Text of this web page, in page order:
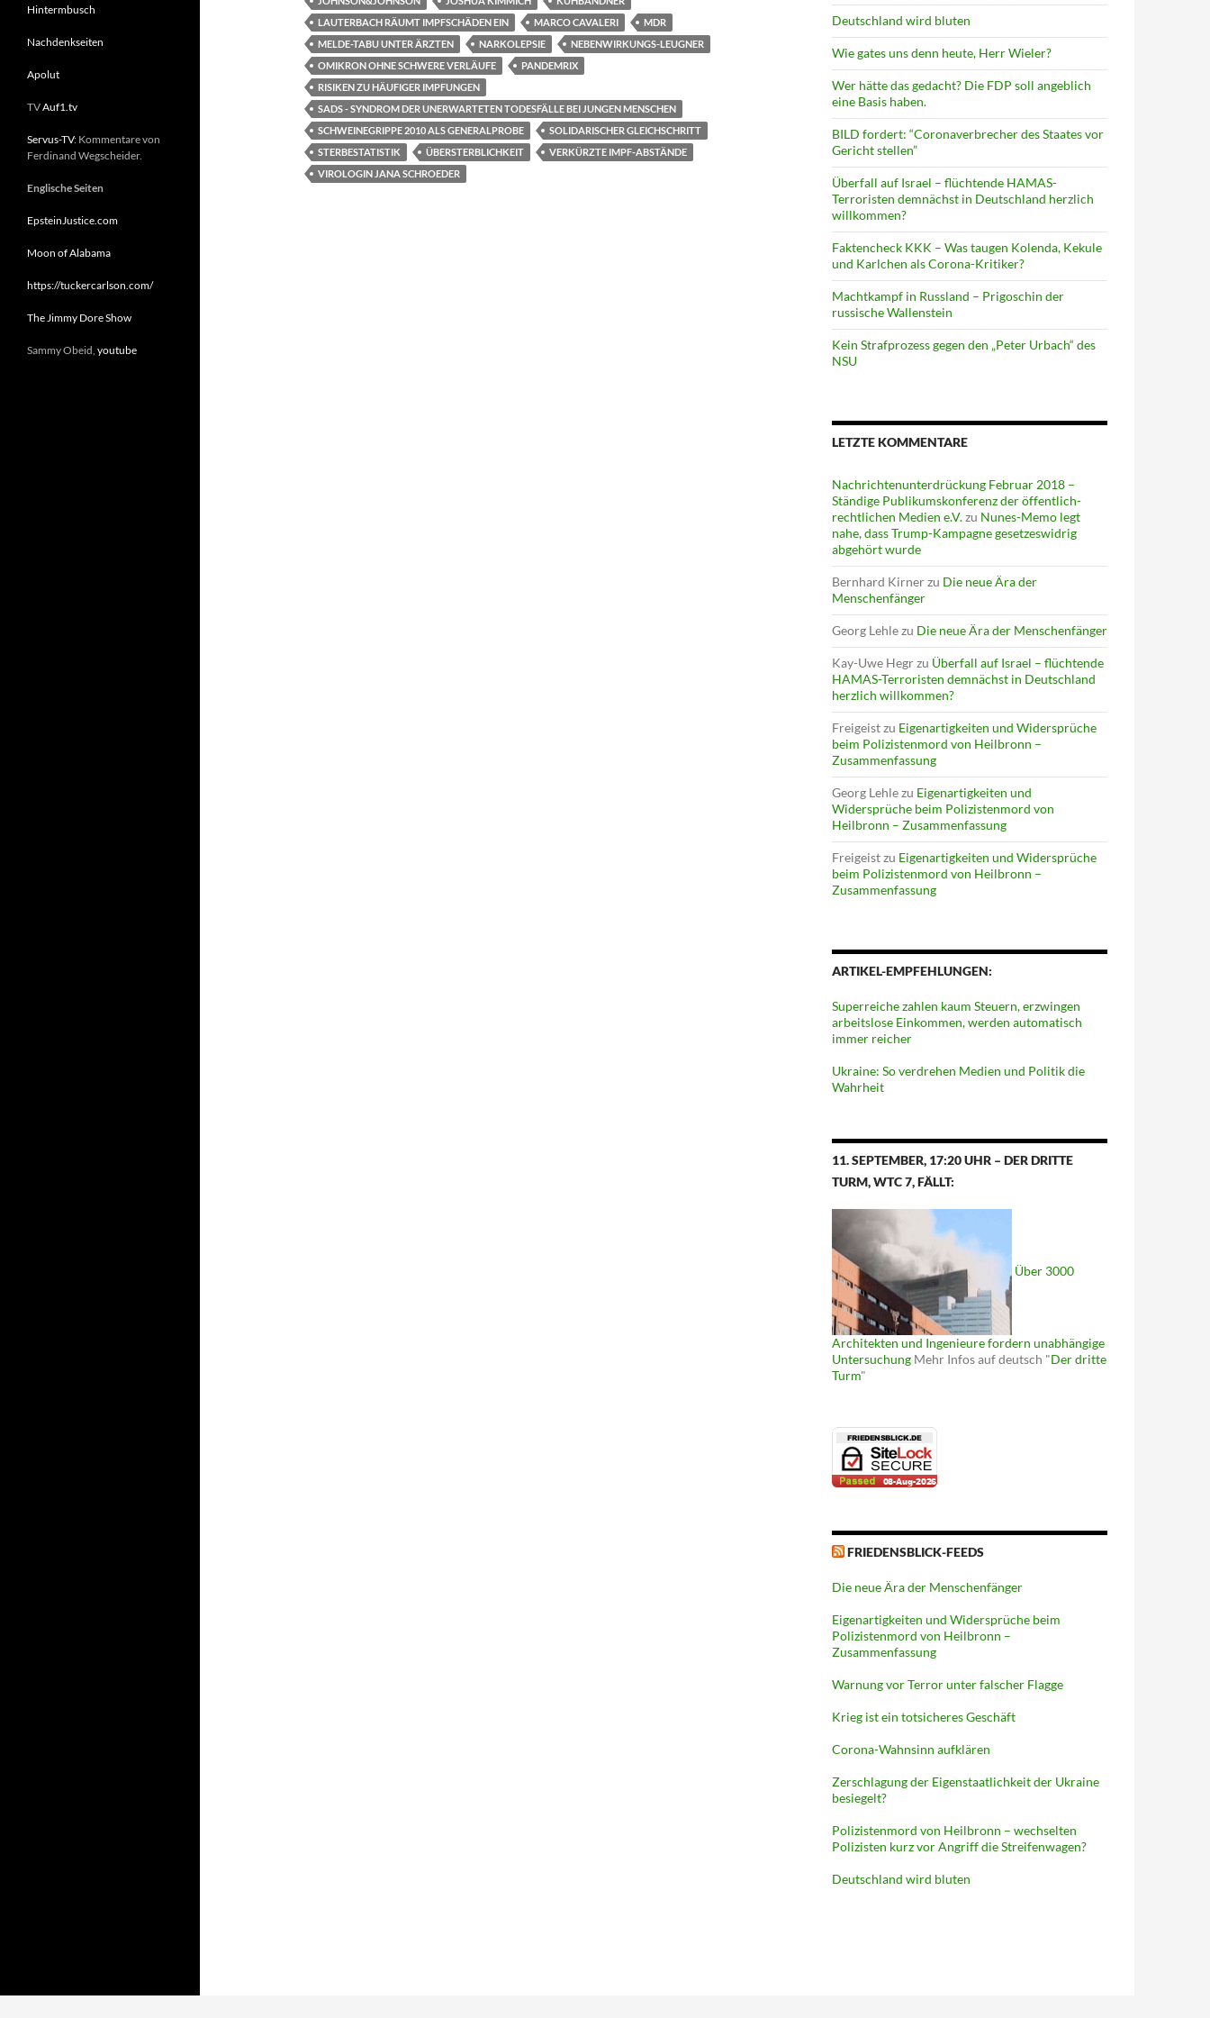
LAUTERBACH RÄUMT IMPFSCHÄDEN EIN
MARCO CAVALERI
MDR
MELDE-TABU UNTER ÄRZTEN
NARKOLEPSIE
NEBENWIRKUNGS-LEUGNER
OMIKRON OHNE SCHWERE VERLÄUFE
PANDEMRIX
RISIKEN ZU HÄUFIGER IMPFUNGEN
SADS - SYNDROM DER UNERWARTETEN TODESFÄLLE BEI JUNGEN MENSCHEN
SCHWEINEGRIPPE 2010 ALS GENERALPROBE
SOLIDARISCHER GLEICHSCHRITT
STERBESTATISTIK
ÜBERSTERBLICHKEIT
VERKÜRZTE IMPF-ABSTÄNDE
VIROLOGIN JANA SCHROEDER
Deutschland wird bluten
Wie gates uns denn heute, Herr Wieler?
Wer hätte das gedacht? Die FDP soll angeblich
eine Basis haben.
BILD fordert: “Coronaverbrecher des Staates vor
Gericht stellen”
Überfall auf Israel – flüchtende HAMAS-
Terroristen demnächst in Deutschland herzlich
willkommen?
Faktencheck KKK – Was taugen Kolenda, Kekule
und Karlchen als Corona-Kritiker?
Machtkampf in Russland – Prigoschin der
russische Wallenstein
Kein Strafprozess gegen den „Peter Urbach“ des
NSU
LETZTE KOMMENTARE
Nachrichtenunterdrückung Februar 2018 –
Ständige Publikumskonferenz der öffentlich-
rechtlichen Medien e.V.zu Nunes-Memo legt
nahe, dass Trump-Kampagne gesetzeswidrig
abgehört wurde
Bernhard Kirnerzu Die neue Ära der
Menschenfänger
Georg Lehlezu Die neue Ära der Menschenfänger
Kay-Uwe Hegrzu Überfall auf Israel – flüchtende
HAMAS-Terroristen demnächst in Deutschland
herzlich willkommen?
Freigeistzu Eigenartigkeiten und Widersprüche
beim Polizistenmord von Heilbronn –
Zusammenfassung
Georg Lehlezu Eigenartigkeiten und
Widersprüche beim Polizistenmord von
Heilbronn – Zusammenfassung
Freigeistzu Eigenartigkeiten und Widersprüche
beim Polizistenmord von Heilbronn –
Zusammenfassung
ARTIKEL-EMPFEHLUNGEN:
Superreiche zahlen kaum Steuern, erzwingen
arbeitslose Einkommen, werden automatisch
immer reicher
Ukraine: So verdrehen Medien und Politik die
Wahrheit
11. SEPTEMBER, 17:20 UHR – DER DRITTE
TURM, WTC 7, FÄLLT:
Über 3000
Architekten und Ingenieure fordern unabhängige
Untersuchung Mehr Infos auf deutsch "Der dritte
Turm"
FRIEDENSBLICK-FEEDS
Die neue Ära der Menschenfänger
Eigenartigkeiten und Widersprüche beim
Polizistenmord von Heilbronn –
Zusammenfassung
Warnung vor Terror unter falscher Flagge
Krieg ist ein totsicheres Geschäft
Corona-Wahnsinn aufklären
Zerschlagung der Eigenstaatlichkeit der Ukraine
besiegelt?
Polizistenmord von Heilbronn – wechselten
Polizisten kurz vor Angriff die Streifenwagen?
Deutschland wird bluten
Hintermbusch
Nachdenkseiten
Apolut
TVAuf1.tv
Servus-TV: Kommentare von
Ferdinand Wegscheider.
Englische Seiten
EpsteinJustice.com
Moon of Alabama
https://tuckercarlson.com/
The Jimmy Dore Show
Sammy Obeid, youtube